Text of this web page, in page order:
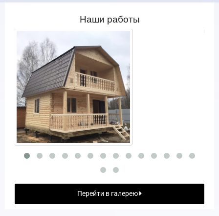
Наши работы
Перейти в галерею